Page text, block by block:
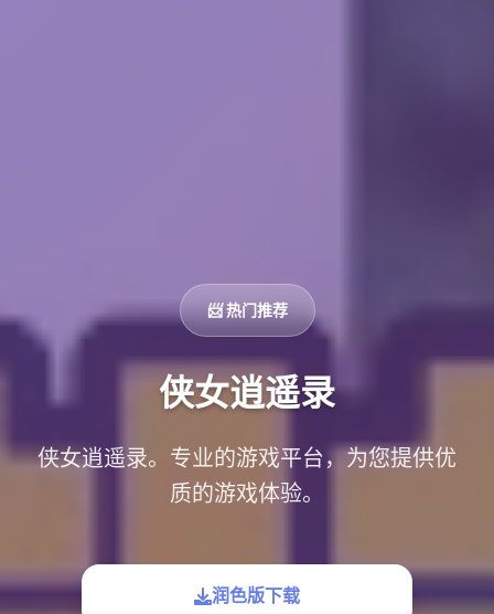
📨 热门推荐
侠女逍遥录
侠女逍遥录。专业的游戏平台，为您提供优
质的游戏体验。
润色版下载